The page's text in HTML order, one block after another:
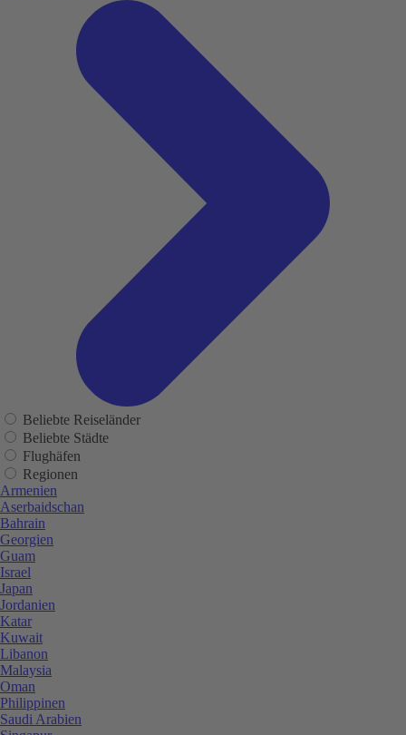
Beliebte Reiseländer
Beliebte Städte
Flughäfen
Regionen
Armenien
Aserbaidschan
Bahrain
Georgien
Guam
Israel
Japan
Jordanien
Katar
Kuwait
Libanon
Malaysia
Oman
Philippinen
Saudi Arabien